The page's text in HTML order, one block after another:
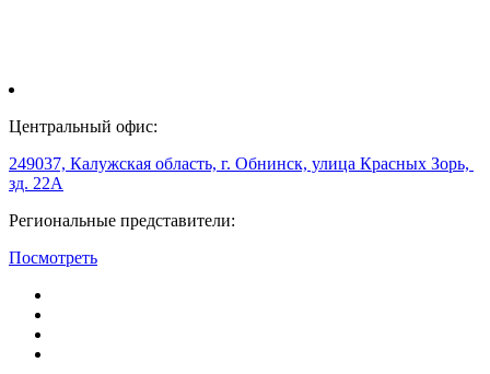
Центральный офис:
249037, Калужская область, г. Обнинск, улица Красных Зорь,
зд. 22А
Региональные представители:
Посмотреть